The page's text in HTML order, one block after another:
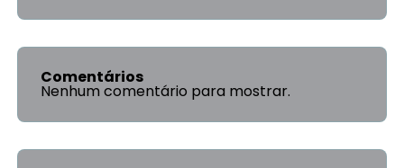
Comentários
Nenhum comentário para mostrar.